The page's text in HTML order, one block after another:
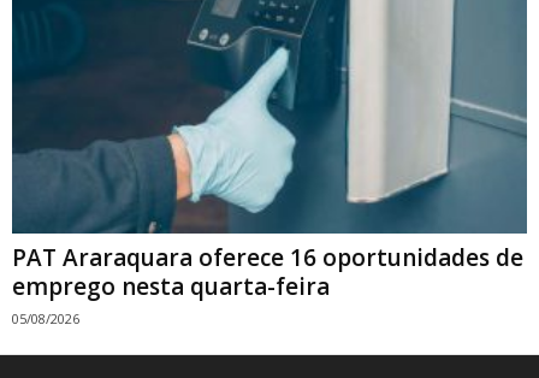
PAT Araraquara oferece 16 oportunidades de
emprego nesta quarta-feira
05/08/2026